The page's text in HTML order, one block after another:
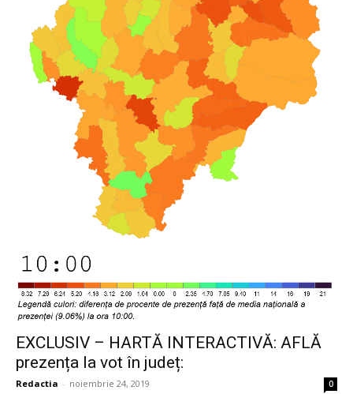
EXCLUSIV – HARTĂ INTERACTIVĂ: AFLĂ
prezența la vot în județ:
Redactia - noiembrie 24, 2019 0